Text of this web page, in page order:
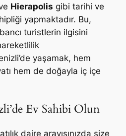
Hierapolis gibi tarihi ve
yapmaktadır. Bu,
turistlerin ilgisini
yaşamak, hem
hem de doğayla iç içe
Ev Sahibi Olun
daire arayışınızda size